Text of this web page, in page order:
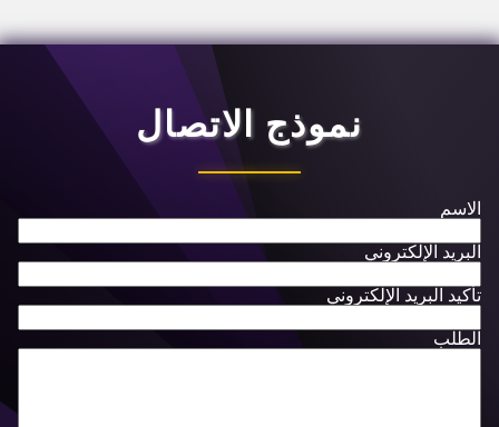
نموذج الاتصال
الاسم
البريد الإلكتروني
تأكيد البريد الإلكتروني
الطلب